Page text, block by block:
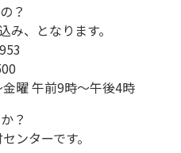
？
み、となります。
金曜 午前9時～午後4時
？
ンターです。